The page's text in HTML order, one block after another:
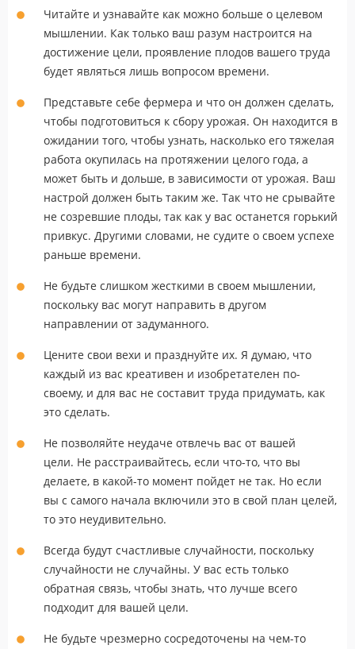
Читайте и узнавайте как можно больше о целевом
мышлении. Как только ваш разум настроится на
достижение цели, проявление плодов вашего труда
будет являться лишь вопросом времени.
Представьте себе фермера и что он должен сделать,
чтобы подготовиться к сбору урожая. Он находится в
ожидании того, чтобы узнать, насколько его тяжелая
работа окупилась на протяжении целого года, а
может быть и дольше, в зависимости от урожая. Ваш
настрой должен быть таким же. Так что не срывайте
не созревшие плоды, так как у вас останется горький
привкус. Другими словами, не судите о своем успехе
раньше времени.
Не будьте слишком жесткими в своем мышлении,
поскольку вас могут направить в другом
направлении от задуманного.
Цените свои вехи и празднуйте их. Я думаю, что
каждый из вас креативен и изобретателен по-
своему, и для вас не составит труда придумать, как
это сделать.
Не позволяйте неудаче отвлечь вас от вашей
цели. Не расстраивайтесь, если что-то, что вы
делаете, в какой-то момент пойдет не так. Но если
вы с самого начала включили это в свой план целей,
то это неудивительно.
Всегда будут счастливые случайности, поскольку
случайности не случайны. У вас есть только
обратная связь, чтобы знать, что лучше всего
подходит для вашей цели.
Не будьте чрезмерно сосредоточены на чем-то